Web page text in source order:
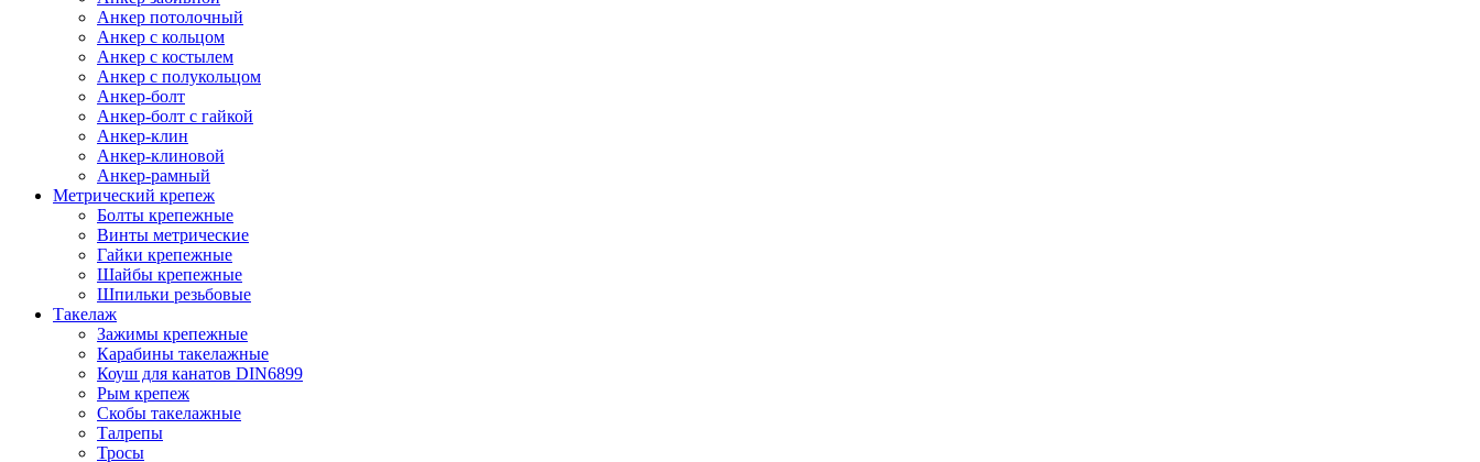
Анкер потолочный
Анкер с кольцом
Анкер с костылем
Анкер с полукольцом
Анкер-болт
Анкер-болт с гайкой
Анкер-клин
Анкер-клиновой
Анкер-рамный
Метрический крепеж
Болты крепежные
Винты метрические
Гайки крепежные
Шайбы крепежные
Шпильки резьбовые
Такелаж
Зажимы крепежные
Карабины такелажные
Коуш для канатов DIN6899
Рым крепеж
Скобы такелажные
Талрепы
Тросы